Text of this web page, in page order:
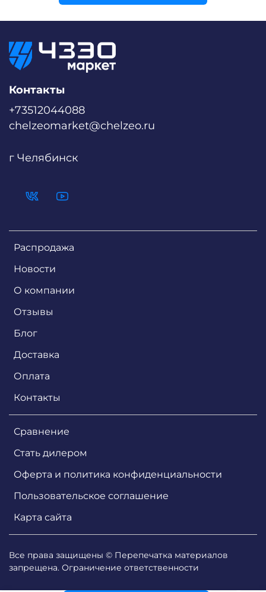
Распродажа
Новости
О компании
Отзывы
Блог
Доставка
Оплата
Контакты
Сравнение
Стать дилером
Оферта и политика конфиденциальности
Пользовательское соглашение
Карта сайта
Контакты
+73512044088
chelzeomarket@chelzeo.ru
г Челябинск
Все права защищены © Перепечатка материалов
запрещена. Ограничение ответственности